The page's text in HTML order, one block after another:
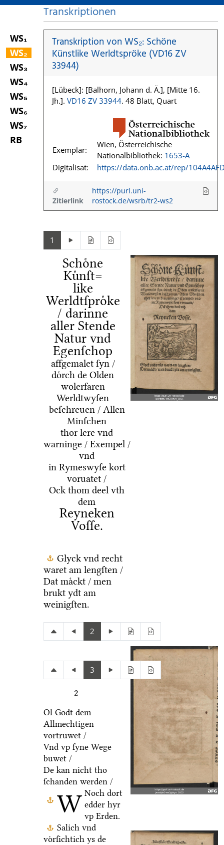
WS₁
WS₂
WS₃
WS₄
WS₅
WS₆
WS₇
RB
Transkriptionen
Transkription von WS₂: Schöne
Künstlike Werldtspröke (VD16 ZV
33944)
[Lübeck]: [Balhorn, Johann d. Ä.], [Mitte 16.
Jh.]. VD16 ZV 33944. 48 Blatt, Quart
Exemplar:
Wien, Österreichische
Nationalbibliothek: 1653-A
Digitalisat:
https://data.onb.ac.at/rep/
Zitierlink
https://purl.uni-
rostock.de/wsrb/tr2-ws2
1
Schoͤne
Kuͤnſt=
like
Werldtſproͤke
/ darinne
aller Stende
Natur vnd
Egenſchop
affgemalet ſyn /
doͤrch de Olden
wolerfaren
Werldtwyſen
beſchreuen / Allen
Minſchen
thor lere vnd
warninge / Exempel /
vnd
in Rymeswyſe kort
voruatet /
Ock thom deel vth
dem
Reyneken
Voſſe.
Glyck vnd recht
waret am lengſten /
Dat maͤckt / men
brukt ydt am
weinigſten.
2
3
2
W
Ol Godt dem
Allmechtigen
vortruwet /
Vnd vp ſyne Wege
buwet /
De kan nicht tho
ſchanden werden /
Noch dort
edder hyr
vp Erden.
Salich vnd
voͤrſichtich ys de